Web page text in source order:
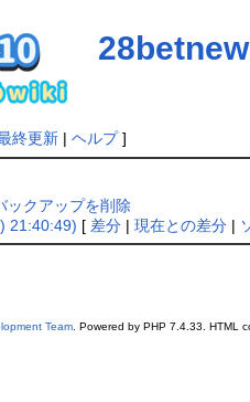
終更新| ヘルプ]
ックアップを削除
21:40:49) [ 差分| 現在との差分|
Team. Powered by PHP 7.4.33. HTML